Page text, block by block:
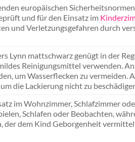
europäischen
und für den Einsatz im
und Verletzungsgefahren durch
Lynn mattschwarz genügt in der
Reinigungsmittel verwenden.
um Wasserflecken zu vermeiden.
die Lackierung nicht zu
im Wohnzimmer, Schlafzimmer
Schlafen oder Beobachten,
der dem Kind Geborgenheit